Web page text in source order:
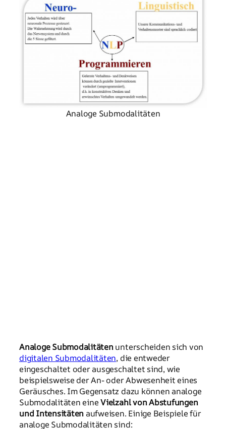
Analoge Submodalitäten
Analoge Submodalitätenunterscheiden sich von
digitalen Submodalitäten, die entweder
eingeschaltet oder ausgeschaltet sind, wie
beispielsweise der An- oder Abwesenheit eines
Geräusches. Im Gegensatz dazu können analoge
Submodalitäten eineVielzahl von Abstufungen
und Intensitätenaufweisen. Einige Beispiele für
analoge Submodalitäten sind: